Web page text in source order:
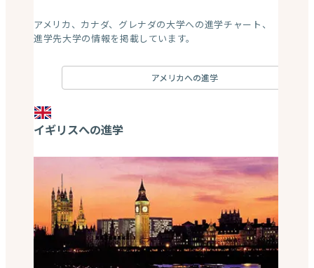
アメリカ、カナダ、グレナダの大学への進学チャート、
進学先大学の情報を掲載しています。
アメリカへの進学
イギリスへの進学